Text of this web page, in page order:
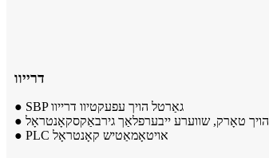
דרייוו
● SBP גאַרטל הויך עפעקטיוו דרייוו
● הויך טאָרק, שווערע ייבערפלאַך גירבאַקסקאָנטראָל
● PLC אויטאָמאַטיש קאָנטראָל